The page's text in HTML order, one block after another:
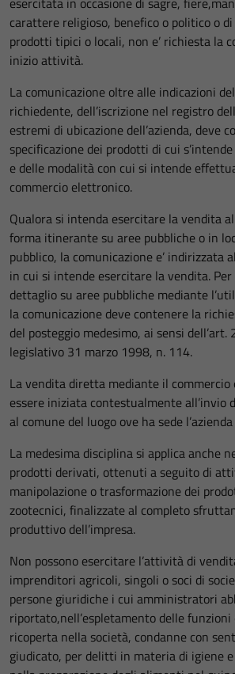
carattere religioso, benefico o politico o
prodotti tipici o locali, non e’ richiesta la
inizio attività.
La comunicazione oltre alle indicazioni
richiedente, dell’iscrizione nel registro
estremi di ubicazione dell’azienda, deve
specificazione dei prodotti di cui
e delle modalità con cui si intende
commercio elettronico.
Qualora si intenda esercitare la vendita
forma itinerante su aree pubbliche o in
pubblico, la comunicazione e’ indirizzata
in cui si intende esercitare la vendita.
dettaglio su aree pubbliche mediante
la comunicazione deve contenere la
del posteggio medesimo, ai sensi dell’art.
legislativo 31 marzo 1998, n. 114.
La vendita diretta mediante il
essere iniziata contestualmente all’invio
al comune del luogo ove ha sede
La medesima disciplina si applica anche
prodotti derivati, ottenuti a seguito di
manipolazione o trasformazione dei
zootecnici, finalizzate al completo
produttivo dell’impresa.
Non possono esercitare l’attività di
imprenditori agricoli, singoli o soci di
persone giuridiche i cui amministratori
riportato,nell’espletamento delle funzioni
ricoperta nella società, condanne con
giudicato, per delitti in materia di igiene